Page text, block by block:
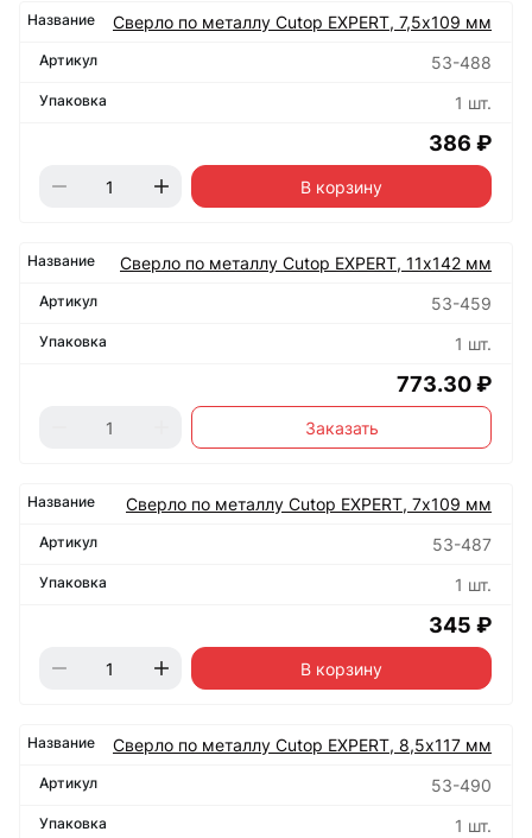
Сверло по металлу Cutop EXPERT, 7,5х109 мм
53-488
1 шт.
386 ₽
В корзину
Сверло по металлу Cutop EXPERT, 11х142 мм
53-459
1 шт.
773.30 ₽
Заказать
Сверло по металлу Cutop EXPERT, 7х109 мм
53-487
1 шт.
345 ₽
В корзину
Сверло по металлу Cutop EXPERT, 8,5х117 мм
53-490
1 шт.